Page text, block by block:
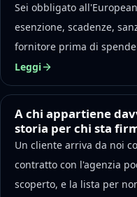
Sei obbligato
esenzione, scadenze,
fornitore prima di
Leggi
A chi appartiene
storia per chi sta
Un cliente arriva da noi
contratto con l'agenzia
scoperto, e la lista per